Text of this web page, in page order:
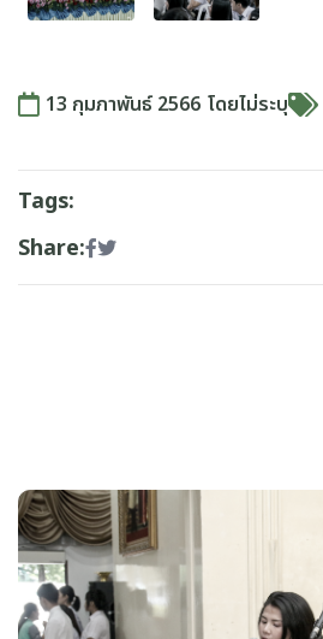
13 กุมภาพันธ์ 2566 โดยไม่ระบุ
Tags:
Share: